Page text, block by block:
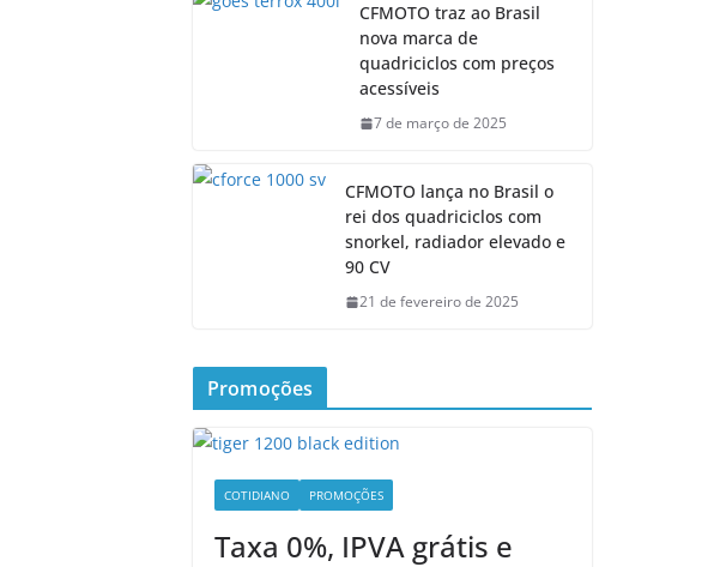
CFMOTO traz ao Brasil
nova marca de
quadriciclos com preços
acessíveis
7 de março de 2025
CFMOTO lança no Brasil o
rei dos quadriciclos com
snorkel, radiador elevado e
90 CV
21 de fevereiro de 2025
Promoções
COTIDIANO PROMOÇÕES
Taxa 0%, IPVA grátis e